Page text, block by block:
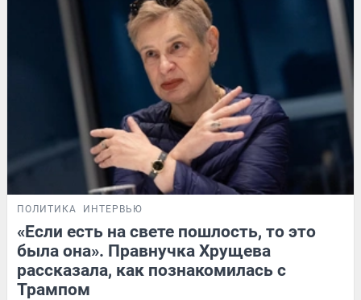
ПОЛИТИКА ИНТЕРВЬЮ
«Если есть на свете пошлость, то это
была она». Правнучка Хрущева
рассказала, как познакомилась с
Трампом